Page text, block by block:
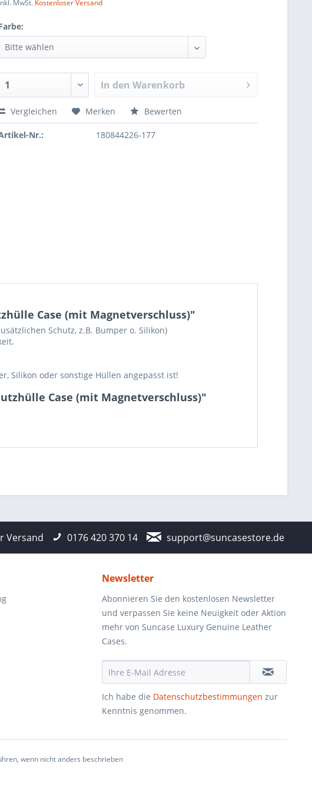
MwSt. Kostenloser Versand
In den Warenkorb
Vergleichen Merken Bewerten
Nr.: 180844226-177
Case (mit Magnetverschluss)"
Schutz, z.B. Bumper o. Silikon)
Silikon oder sonstige Hüllen angepasst ist!
Case (mit Magnetverschluss)"
Versand 0176 420 370 14 support@suncasestore.de
Newsletter
Abonnieren Sie den kostenlosen Newsletter
und verpassen Sie keine Neuigkeit oder Aktion
mehr von Suncase Luxury Genuine Leather
Cases.
Ich habe die Datenschutzbestimmungen zur
Kenntnis genommen.
wenn nicht anders beschrieben